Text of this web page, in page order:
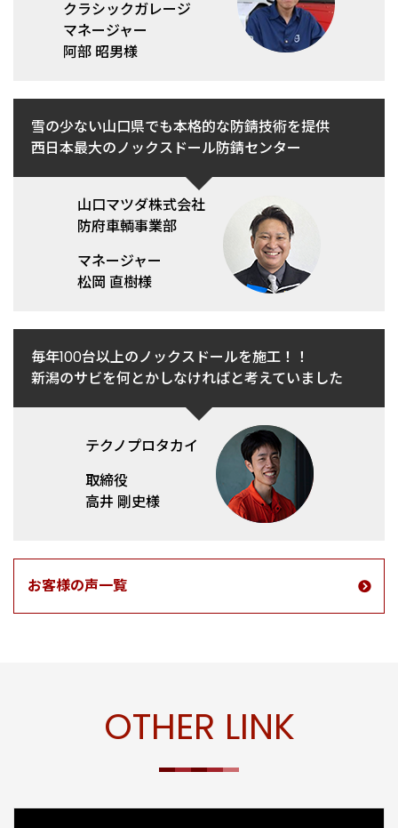
クラシックガレージ
マネージャー
阿部 昭男様
雪の少ない山口県でも本格的な防錆技術を提供
西日本最大のノックスドール防錆センター
山口マツダ株式会社
防府車輌事業部
マネージャー
松岡 直樹様
毎年100台以上のノックスドールを施工！！
新潟のサビを何とかしなければと考えていました
テクノプロタカイ
取締役
高井 剛史様
お客様の声一覧
OTHER LINK